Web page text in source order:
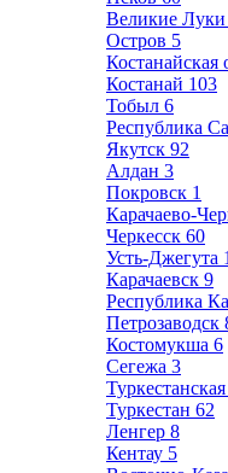
Великие Луки
Остров 5
Костанайская
Костанай 103
Тобыл 6
Республика
Якутск 92
Алдан 3
Покровск 1
Карачаево-
Черкесск 60
Усть-Джегута
Карачаевск 9
Республика
Петрозаводск
Костомукша 6
Сегежа 3
Туркестан 62
Ленгер 8
Кентау 5